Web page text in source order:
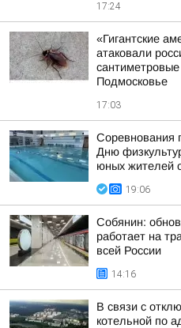
17:24
«Гигантские
атаковали
Подмосковье
17:03
Соревнования
Дню
юных жителей
19:06
Собянин:
работает на
всей России
14:16
В связи с
котельной по